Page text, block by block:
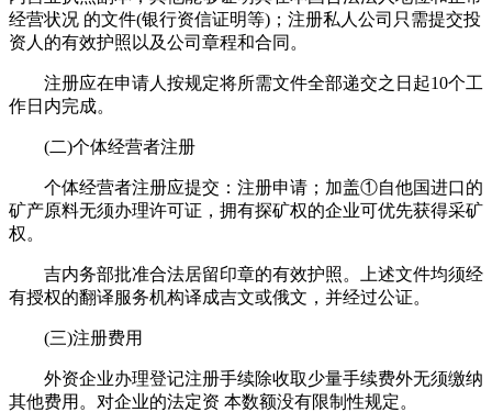
经营状况 的文件(银行资信证明等)；注册私人公司只需提交投
资人的有效护照以及公司章程和合同。
注册应在申请人按规定将所需文件全部递交之日起10个工
作日内完成。
(二)个体经营者注册
个体经营者注册应提交：注册申请；加盖①自他国进口的
矿产原料无须办理许可证，拥有探矿权的企业可优先获得采矿
权。
吉内务部批准合法居留印章的有效护照。上述文件均须经
有授权的翻译服务机构译成吉文或俄文，并经过公证。
(三)注册费用
外资企业办理登记注册手续除收取少量手续费外无须缴纳
其他费用。对企业的法定资 本数额没有限制性规定。